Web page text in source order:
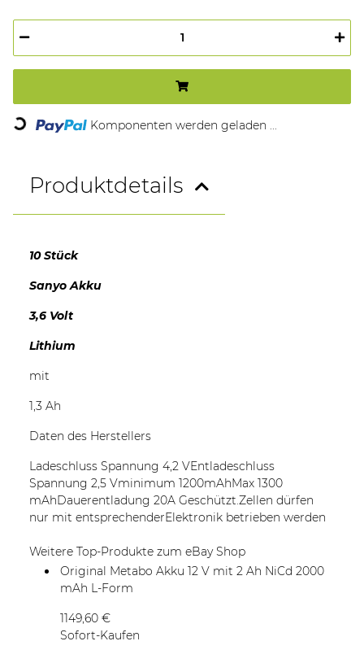
Loading... Komponenten werden geladen ...
Produktdetails
10 Stück
Sanyo Akku
3,6 Volt
Lithium
mit
1,3 Ah
Daten des Herstellers
Ladeschluss Spannung 4,2 VEntladeschluss
Spannung 2,5 Vminimum 1200mAhMax 1300
mAhDauerentladung 20A Geschützt.Zellen dürfen
nur mit entsprechenderElektronik betrieben werden
Weitere Top-Produkte zum eBay Shop
Original Metabo Akku 12 V mit 2 Ah NiCd 2000
mAh L-Form
1149,60 €
Sofort-Kaufen